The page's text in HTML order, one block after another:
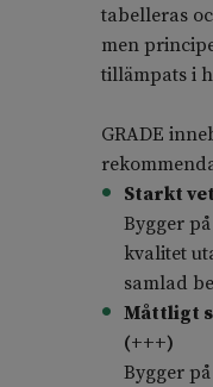
tabelleras
men
tillämpats i
GRADE
Starkt
Bygger
kvalitet
samlad
Måttligt
(+++)
Bygger